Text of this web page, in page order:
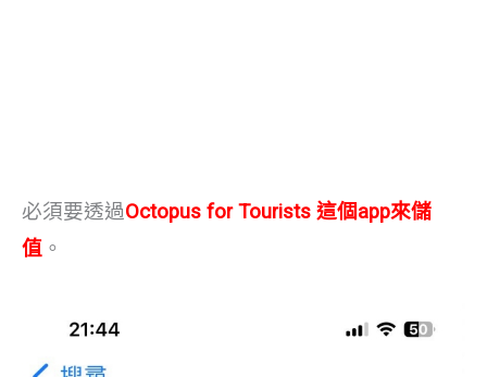
必須要透過Octopus for Tourists 這個app來儲
值 。